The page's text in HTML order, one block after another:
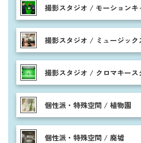
撮影スタジオ / モーションキ
撮影スタジオ / ミュージック
撮影スタジオ / クロマキース
個性派・特殊空間 / 植物園
個性派・特殊空間 / 廃墟